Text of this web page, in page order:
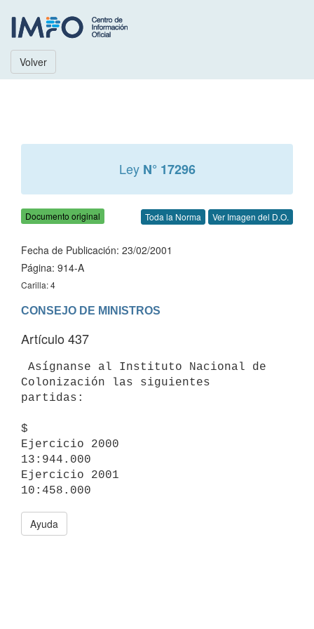
Volver
Ley N° 17296
Documento original Toda la Norma Ver Imagen del D.O.
Fecha de Publicación: 23/02/2001
Página: 914-A
Carilla: 4
CONSEJO DE MINISTROS
Artículo 437
Colonización las siguientes
partidas:
$
Ejercicio 2000
13:944.000
Ejercicio 2001
Ayuda